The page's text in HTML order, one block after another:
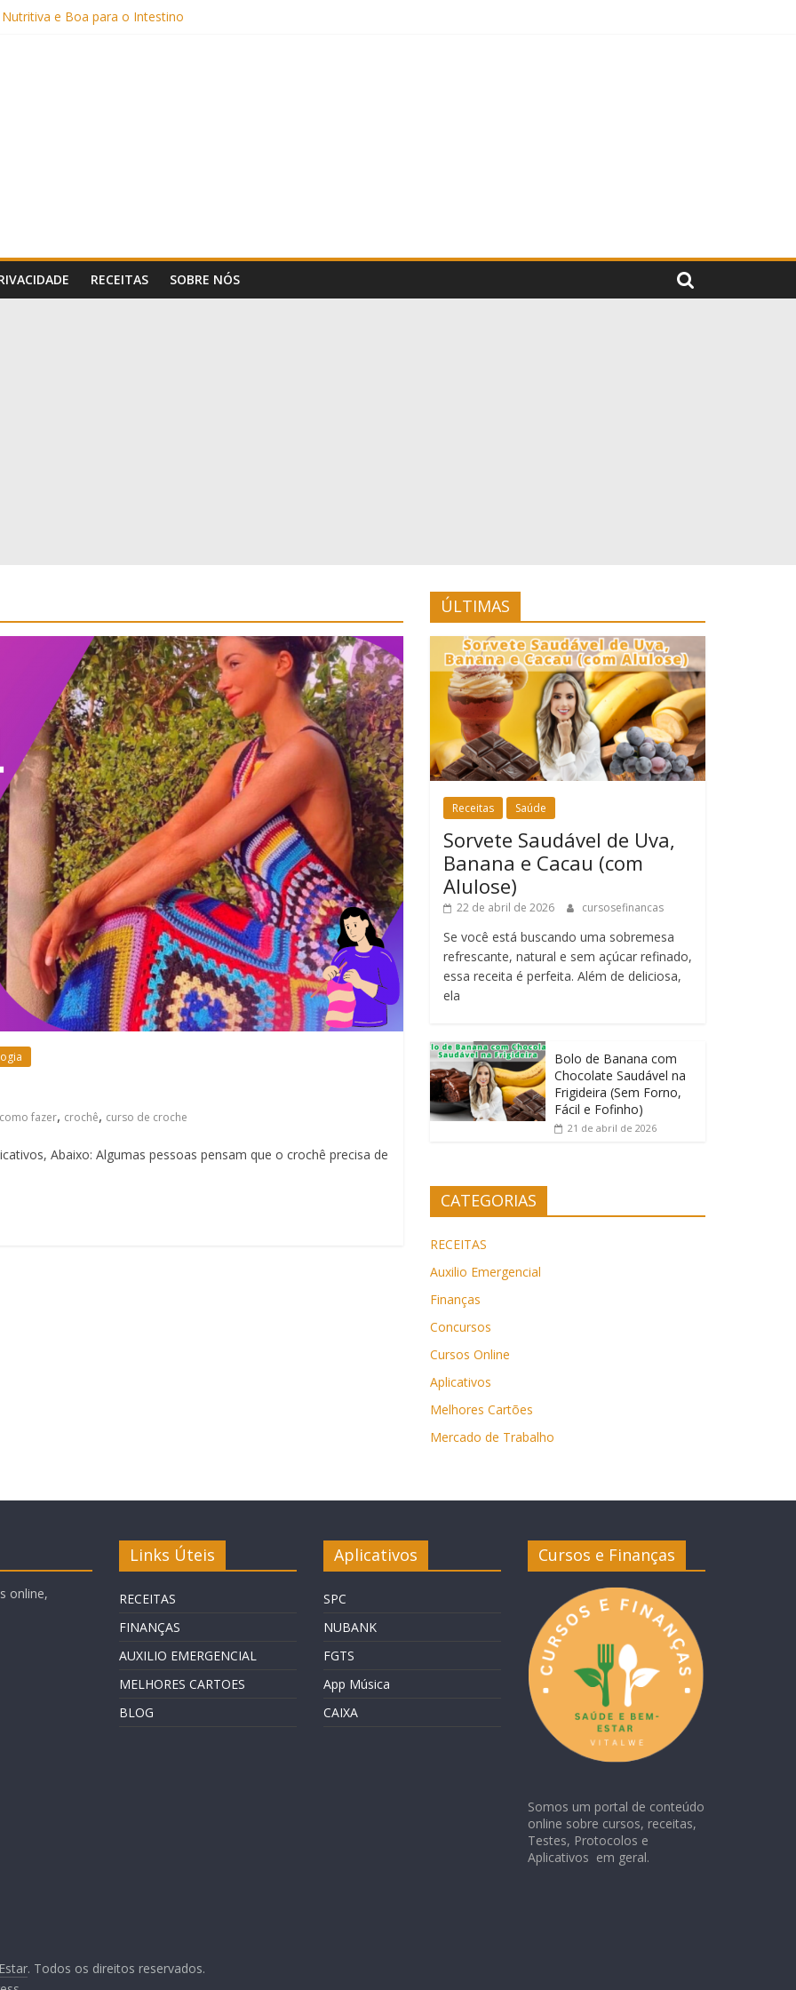
e Boa para o Intestino
(Sem Forno, Fácil e Fofinho)
Receita Prática e Deliciosa
RECEITAS SOBRE NÓS
como fazer, crochê, curso de croche
Abaixo: Algumas pessoas pensam que o crochê precisa de
ÚLTIMAS
Receitas Saúde
Sorvete Saudável de Uva,
Banana e Cacau (com
Alulose)
22 de abril de 2026 cursosefinancas
Se você está buscando uma sobremesa
refrescante, natural e sem açúcar refinado,
essa receita é perfeita. Além de deliciosa,
ela
Bolo de Banana com
Chocolate Saudável na
Frigideira (Sem Forno,
Fácil e Fofinho)
21 de abril de 2026
CATEGORIAS
RECEITAS
Auxilio Emergencial
Finanças
Concursos
Cursos Online
Aplicativos
Melhores Cartões
Mercado de Trabalho
online,
Links Úteis
RECEITAS
FINANÇAS
AUXILIO EMERGENCIAL
MELHORES CARTOES
BLOG
Aplicativos
SPC
NUBANK
FGTS
App Música
CAIXA
Cursos e Finanças
Somos um portal de conteúdo
online sobre cursos, receitas,
Testes, Protocolos e
Aplicativos em geral.
. Todos os direitos reservados.